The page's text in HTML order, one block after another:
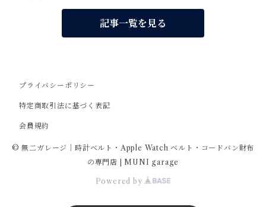
記事一覧を見る
プライバシーポリシー
特定商取引法に基づく表記
会員規約
© 無二ガレージ｜時計ベルト・Apple Watch ベルト・コードバン財布
の専門店 | MUNI garage
Powered by